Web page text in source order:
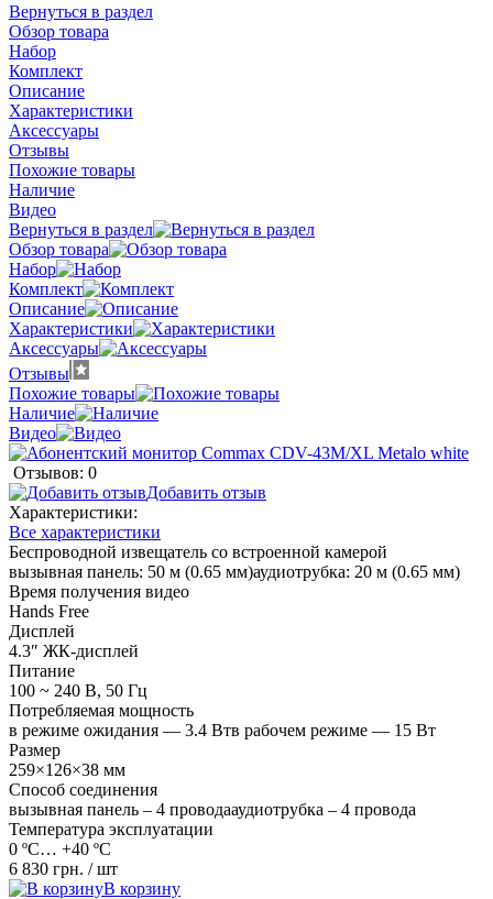
Вернуться в раздел
Обзор товара
Набор
Комплект
Описание
Характеристики
Аксессуары
Отзывы
Похожие товары
Наличие
Видео
Вернуться в раздел
Обзор товара
Набор
Комплект
Описание
Характеристики
Аксессуары
Отзывы
Похожие товары
Наличие
Видео
Отзывов: 0
Добавить отзыв
Характеристики:
Все характеристики
Беспроводной извещатель со встроенной камерой
вызывная панель: 50 м (0.65 мм)аудиотрубка: 20 м (0.65 мм)
Время получения видео
Hands Free
Дисплей
4.3″ ЖК-дисплей
Питание
100 ~ 240 В, 50 Гц
Потребляемая мощность
в режиме ожидания — 3.4 Втв рабочем режиме — 15 Вт
Размер
259×126×38 мм
Способ соединения
вызывная панель – 4 проводааудиотрубка – 4 провода
Температура эксплуатации
0 ºС… +40 ºС
6 830 грн. / шт
В корзину